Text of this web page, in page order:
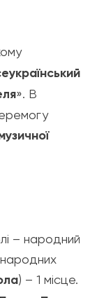
». В
– народний
) – 1 місце.